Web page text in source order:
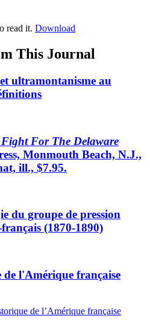
read it. Download
This Journal
ultramontanisme au
Fight For The Delaware
Monmouth Beach, N.J.,
ill., $7.95.
du groupe de pression
(1870-1890)
l'Amérique française
de l’Amérique française